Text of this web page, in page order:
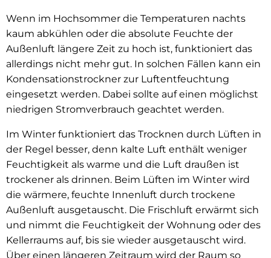
Wenn im Hochsommer die Temperaturen nachts
kaum abkühlen oder die absolute Feuchte der
Außenluft längere Zeit zu hoch ist, funktioniert das
allerdings nicht mehr gut. In solchen Fällen kann ein
Kondensationstrockner zur Luftentfeuchtung
eingesetzt werden. Dabei sollte auf einen möglichst
niedrigen Stromverbrauch geachtet werden.
Im Winter funktioniert das Trocknen durch Lüften in
der Regel besser, denn kalte Luft enthält weniger
Feuchtigkeit als warme und die Luft draußen ist
trockener als drinnen. Beim Lüften im Winter wird
die wärmere, feuchte Innenluft durch trockene
Außenluft ausgetauscht. Die Frischluft erwärmt sich
und nimmt die Feuchtigkeit der Wohnung oder des
Kellerraums auf, bis sie wieder ausgetauscht wird.
Über einen längeren Zeitraum wird der Raum so